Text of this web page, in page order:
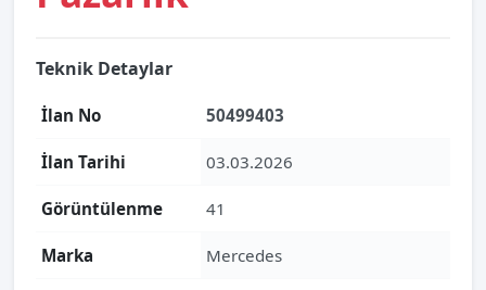
Teknik Detaylar
İlan No 50499403
İlan Tarihi 03.03.2026
Görüntülenme 41
Marka Mercedes